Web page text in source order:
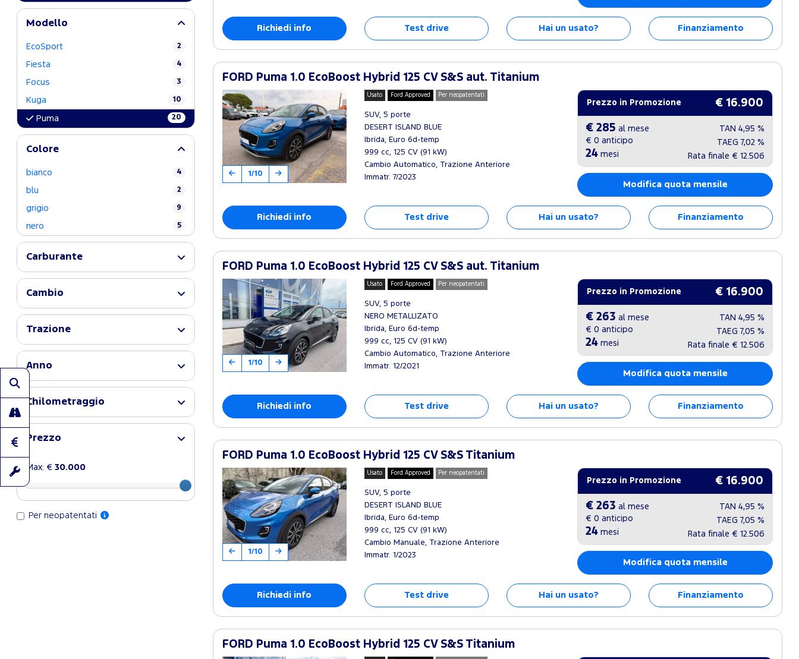
Modello
EcoSport 2
Fiesta 4
Focus 3
Kuga 10
Puma 20
Colore
bianco 4
blu 2
grigio 9
nero 5
Carburante
Cambio
Trazione
Anno
Chilometraggio
Prezzo
Max: € 30.000
Per neopatentati
Richiedi info Test drive Hai un usato? Finanziamento
FORD Puma 1.0 EcoBoost Hybrid 125 CV S&S aut. Titanium
1/10
Usato Ford Approved Per neopatentati
SUV, 5 porte
DESERT ISLAND BLUE
Ibrida, Euro 6d-temp
999 cc, 125 CV (91 kW)
Cambio Automatico, Trazione Anteriore
Immatr. 7/2023
Prezzo in Promozione € 16.900
€ 285 al mese
€ 0 anticipo
24 mesi
TAN 4,95 %
TAEG 7,02 %
Rata finale € 12.506
Modifica quota mensile
Richiedi info Test drive Hai un usato? Finanziamento
FORD Puma 1.0 EcoBoost Hybrid 125 CV S&S aut. Titanium
1/10
Usato Ford Approved Per neopatentati
SUV, 5 porte
NERO METALLIZATO
Ibrida, Euro 6d-temp
999 cc, 125 CV (91 kW)
Cambio Automatico, Trazione Anteriore
Immatr. 12/2021
Prezzo in Promozione € 16.900
€ 263 al mese
€ 0 anticipo
24 mesi
TAN 4,95 %
TAEG 7,05 %
Rata finale € 12.506
Modifica quota mensile
Richiedi info Test drive Hai un usato? Finanziamento
FORD Puma 1.0 EcoBoost Hybrid 125 CV S&S Titanium
1/10
Usato Ford Approved Per neopatentati
SUV, 5 porte
DESERT ISLAND BLUE
Ibrida, Euro 6d-temp
999 cc, 125 CV (91 kW)
Cambio Manuale, Trazione Anteriore
Immatr. 1/2023
Prezzo in Promozione € 16.900
€ 263 al mese
€ 0 anticipo
24 mesi
TAN 4,95 %
TAEG 7,05 %
Rata finale € 12.506
Modifica quota mensile
Richiedi info Test drive Hai un usato? Finanziamento
FORD Puma 1.0 EcoBoost Hybrid 125 CV S&S Titanium